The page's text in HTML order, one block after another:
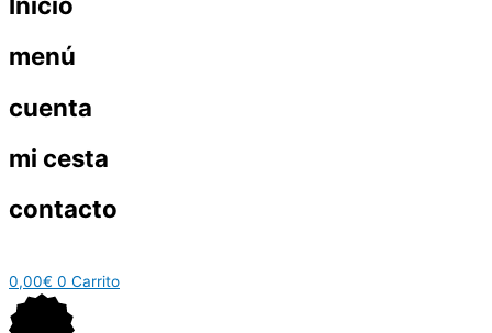
menú
cuenta
mi cesta
contacto
0,00€ 0 Carrito